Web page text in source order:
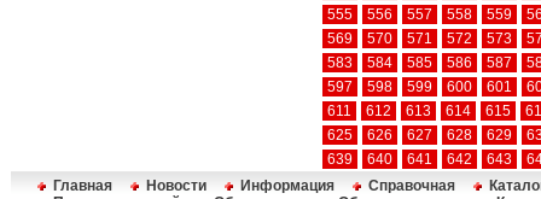
555
556 557 558 559
569
570 571 572 573
583
584 585 586 587
597
598 599 600 601
611
612 613 614 615
625
626 627 628 629
639
640 641 642 643
Главная
Новости Информация Справочная